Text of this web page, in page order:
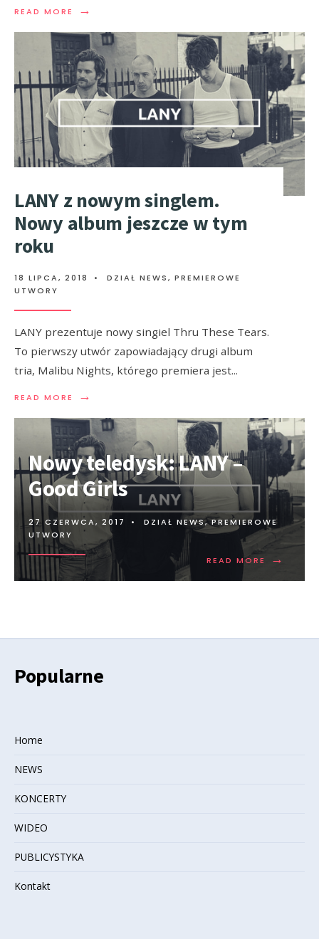
READ MORE →
LANY z nowym singlem.
Nowy album jeszcze w tym
roku
18 LIPCA, 2018 • DZIAŁ NEWS, PREMIEROWE
UTWORY
LANY prezentuje nowy singiel Thru These Tears.
To pierwszy utwór zapowiadający drugi album
tria, Malibu Nights, którego premiera jest...
READ MORE →
Nowy teledysk: LANY –
Good Girls
27 CZERWCA, 2017 • DZIAŁ NEWS,PREMIEROWE
UTWORY
READ MORE →
Popularne
Home
NEWS
KONCERTY
WIDEO
PUBLICYSTYKA
Kontakt